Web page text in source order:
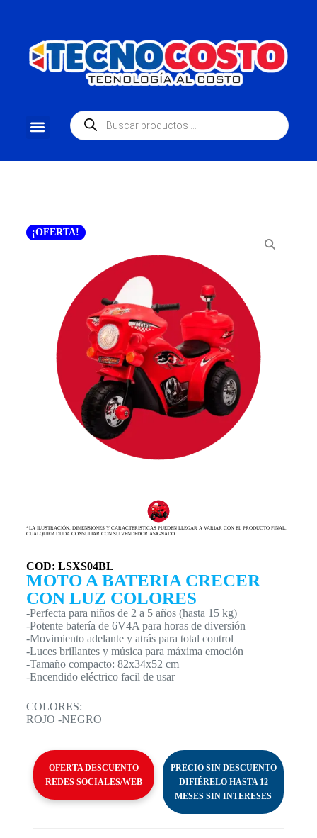
¡OFERTA!
*LA ILUSTRACIÓN, DIMENSIONES Y CARACTERISTICAS PUEDEN LLEGAR A VARIAR CON EL PRODUCTO FINAL,
CUALQUIER DUDA CONSULTAR CON SU VENDEDOR ASIGNADO
COD: LSXS04BL
MOTO A BATERIA CRECER
CON LUZ COLORES
-Perfecta para niños de 2 a 5 años (hasta 15 kg)
-Potente batería de 6V4A para horas de diversión
-Movimiento adelante y atrás para total control
-Luces brillantes y música para máxima emoción
-Tamaño compacto: 82x34x52 cm
-Encendido eléctrico facil de usar
COLORES:
ROJO -NEGRO
OFERTA DESCUENTO
REDES SOCIALES/WEB
PRECIO SIN DESCUENTO
DIFIÉRELO HASTA 12
MESES SIN INTERESES